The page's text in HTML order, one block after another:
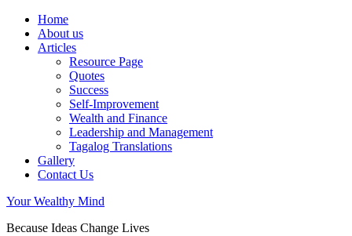
Home
About us
Articles
Resource Page
Quotes
Success
Self-Improvement
Wealth and Finance
Leadership and Management
Tagalog Translations
Gallery
Contact Us
Your Wealthy Mind
Because Ideas Change Lives